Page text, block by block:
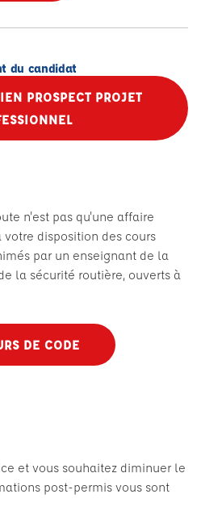
du candidat
PROSPECT PROJET
n'est pas qu'une affaire
disposition des cours
par un enseignant de la
la sécurité routière, ouverts à
DE CODE
et vous souhaitez diminuer le
post-permis vous sont